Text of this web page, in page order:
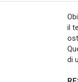
il
di